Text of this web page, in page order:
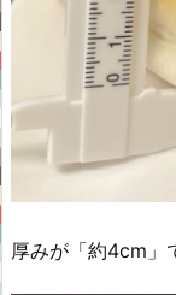
厚みが「約4cm」